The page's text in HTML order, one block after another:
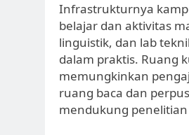
Infrastrukturnya
belajar dan aktivitas
linguistik, dan lab
dalam praktis. Ruang
memungkinkan
ruang baca dan
mendukung